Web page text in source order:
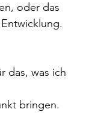
oder das
das, was ich
bringen.